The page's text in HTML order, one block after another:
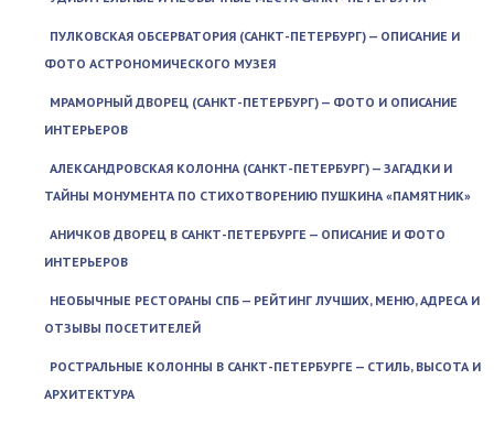
ПУЛКОВСКАЯ ОБСЕРВАТОРИЯ (САНКТ-ПЕТЕРБУРГ) — ОПИСАНИЕ И
ФОТО АСТРОНОМИЧЕСКОГО МУЗЕЯ
МРАМОРНЫЙ ДВОРЕЦ (САНКТ-ПЕТЕРБУРГ) — ФОТО И ОПИСАНИЕ
ИНТЕРЬЕРОВ
АЛЕКСАНДРОВСКАЯ КОЛОННА (САНКТ-ПЕТЕРБУРГ) — ЗАГАДКИ И
ТАЙНЫ МОНУМЕНТА ПО СТИХОТВОРЕНИЮ ПУШКИНА «ПАМЯТНИК»
АНИЧКОВ ДВОРЕЦ В САНКТ-ПЕТЕРБУРГЕ — ОПИСАНИЕ И ФОТО
ИНТЕРЬЕРОВ
НЕОБЫЧНЫЕ РЕСТОРАНЫ СПБ — РЕЙТИНГ ЛУЧШИХ, МЕНЮ, АДРЕСА И
ОТЗЫВЫ ПОСЕТИТЕЛЕЙ
РОСТРАЛЬНЫЕ КОЛОННЫ В САНКТ-ПЕТЕРБУРГЕ — СТИЛЬ, ВЫСОТА И
АРХИТЕКТУРА